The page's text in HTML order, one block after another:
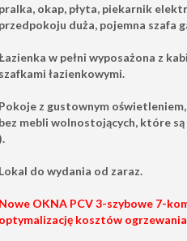
pralka, okap, płyta, piekarnik
przedpokoju duża, pojemna szafa
w pełni wyposażona z
szafkami łazienkowymi.
Pokoje z gustownym
bez mebli wolnostojących, które
Lokal do wydania od zaraz.
Nowe OKNA PCV 3-szybowe 7-
optymalizację kosztów